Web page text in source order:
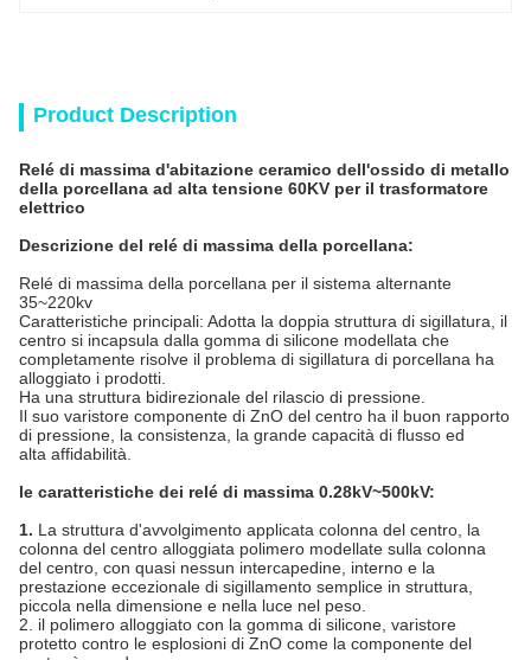
Product Description
Relé di massima d'abitazione ceramico dell'ossido di metallo
della porcellana ad alta tensione 60KV per il trasformatore
elettrico
Descrizione del relé di massima della porcellana:
Relé di massima della porcellana per il sistema alternante
35~220kv
Caratteristiche principali: Adotta la doppia struttura di sigillatura, il
centro si incapsula dalla gomma di silicone modellata che
completamente risolve il problema di sigillatura di porcellana ha
alloggiato i prodotti.
Ha una struttura bidirezionale del rilascio di pressione.
Il suo varistore componente di ZnO del centro ha il buon rapporto
di pressione, la consistenza, la grande capacità di flusso ed
alta affidabilità.
le caratteristiche dei relé di massima 0.28kV~500kV:
1. La struttura d'avvolgimento applicata colonna del centro, la
colonna del centro alloggiata polimero modellate sulla colonna
del centro, con quasi nessun intercapedine, interno e la
prestazione eccezionale di sigillamento semplice in struttura,
piccola nella dimensione e nella luce nel peso.
2. il polimero alloggiato con la gomma di silicone, varistore
protetto contro le esplosioni di ZnO come la componente del